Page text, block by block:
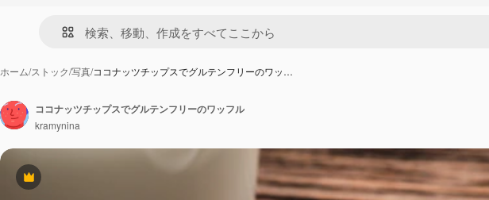
ホーム/ストック/写真/ココナッツチップスでグルテンフリーのワッ…
Premium
ココナッツチップスでグルテンフリーのワッフル
kramynina